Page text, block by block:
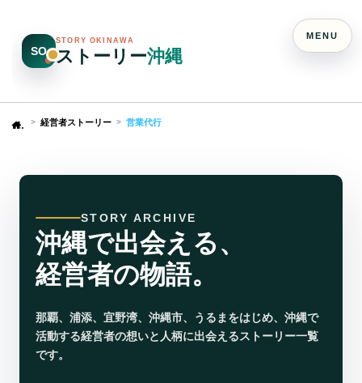
SO
STORY OKINAWA
ストーリー沖縄
Home 経営者ストーリー 営業代行
STORY ARCHIVE
沖縄で出会える、
経営者の物語。
那覇、浦添、宜野湾、沖縄市、うるまをはじめ、沖縄で
活動する経営者の想いと人柄に出会えるストーリー一覧
です。
MENU